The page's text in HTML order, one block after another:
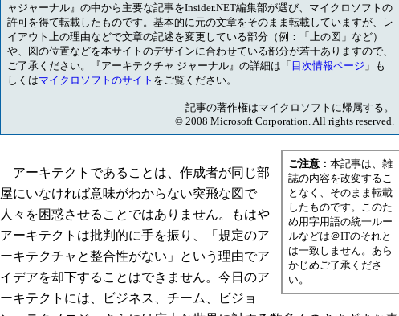
ャジャーナル』の中から主要な記事をInsider.NET編集部が選び、マイクロソフトの
許可を得て転載したものです。基本的に元の文章をそのまま転載していますが、レ
イアウト上の理由などで文章の記述を変更している部分（例：「上の図」など）
や、図の位置などを本サイトのデザインに合わせている部分が若干ありますので、
ご了承ください。『アーキテクチャ ジャーナル』の詳細は「 目次情報ページ 」も
しくはマイクロソフトのサイト をご覧ください。
記事の著作権はマイクロソフトに帰属する。
© 2008 Microsoft Corporation. All rights reserved.
ご注意： 本記事は、雑
誌の内容を改変するこ
となく、そのまま転載
したものです。このた
め用字用語の統一ルー
ルなどは＠ITのそれと
は一致しません。あら
かじめご了承くださ
い。
アーキテクトであることは、作成者が同じ部
屋にいなければ意味がわからない突飛な図で
人々を困惑させることではありません。もはや
アーキテクトは批判的に手を振り、「規定のア
ーキテクチャと整合性がない」という理由でア
イデアを却下することはできません。今日のア
ーキテクトには、ビジネス、チーム、ビジョ